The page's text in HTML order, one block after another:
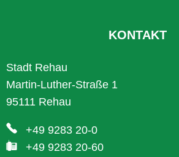
KONTAKT
Stadt Rehau
Martin-Luther-Straße 1
95111 Rehau
+49 9283 20-0
+49 9283 20-60